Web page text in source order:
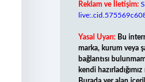
Reklam ve İletişim:
Yasal Uyarı: Bu
marka, kurum veya
bağlantısı
kendi